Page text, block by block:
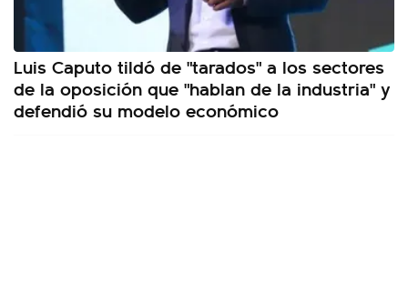
Luis Caputo tildó de "tarados" a los sectores
de la oposición que "hablan de la industria" y
defendió su modelo económico